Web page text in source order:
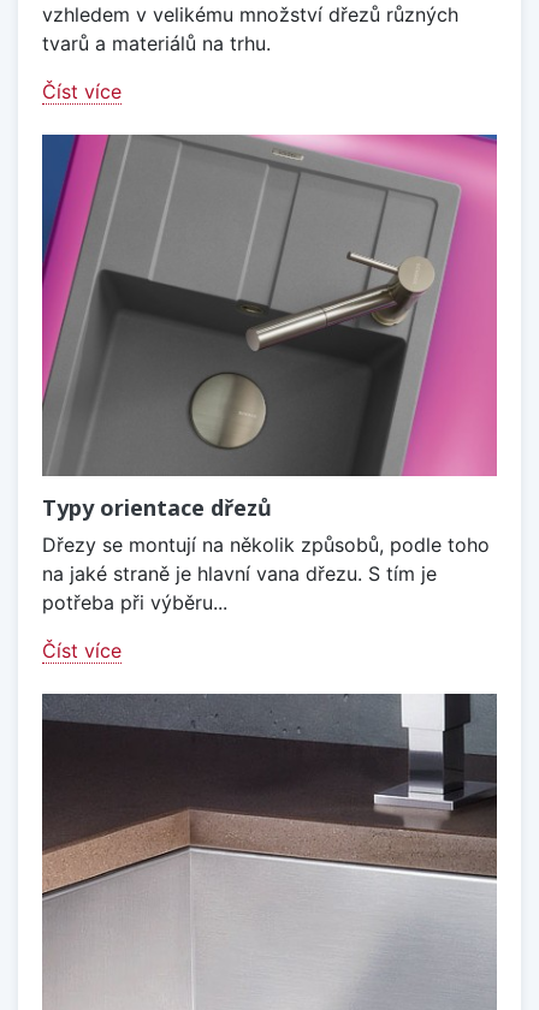
vzhledem v velikému množství dřezů různých
tvarů a materiálů na trhu.
Číst více
Typy orientace dřezů
Dřezy se montují na několik způsobů, podle toho
na jaké straně je hlavní vana dřezu. S tím je
potřeba při výběru...
Číst více